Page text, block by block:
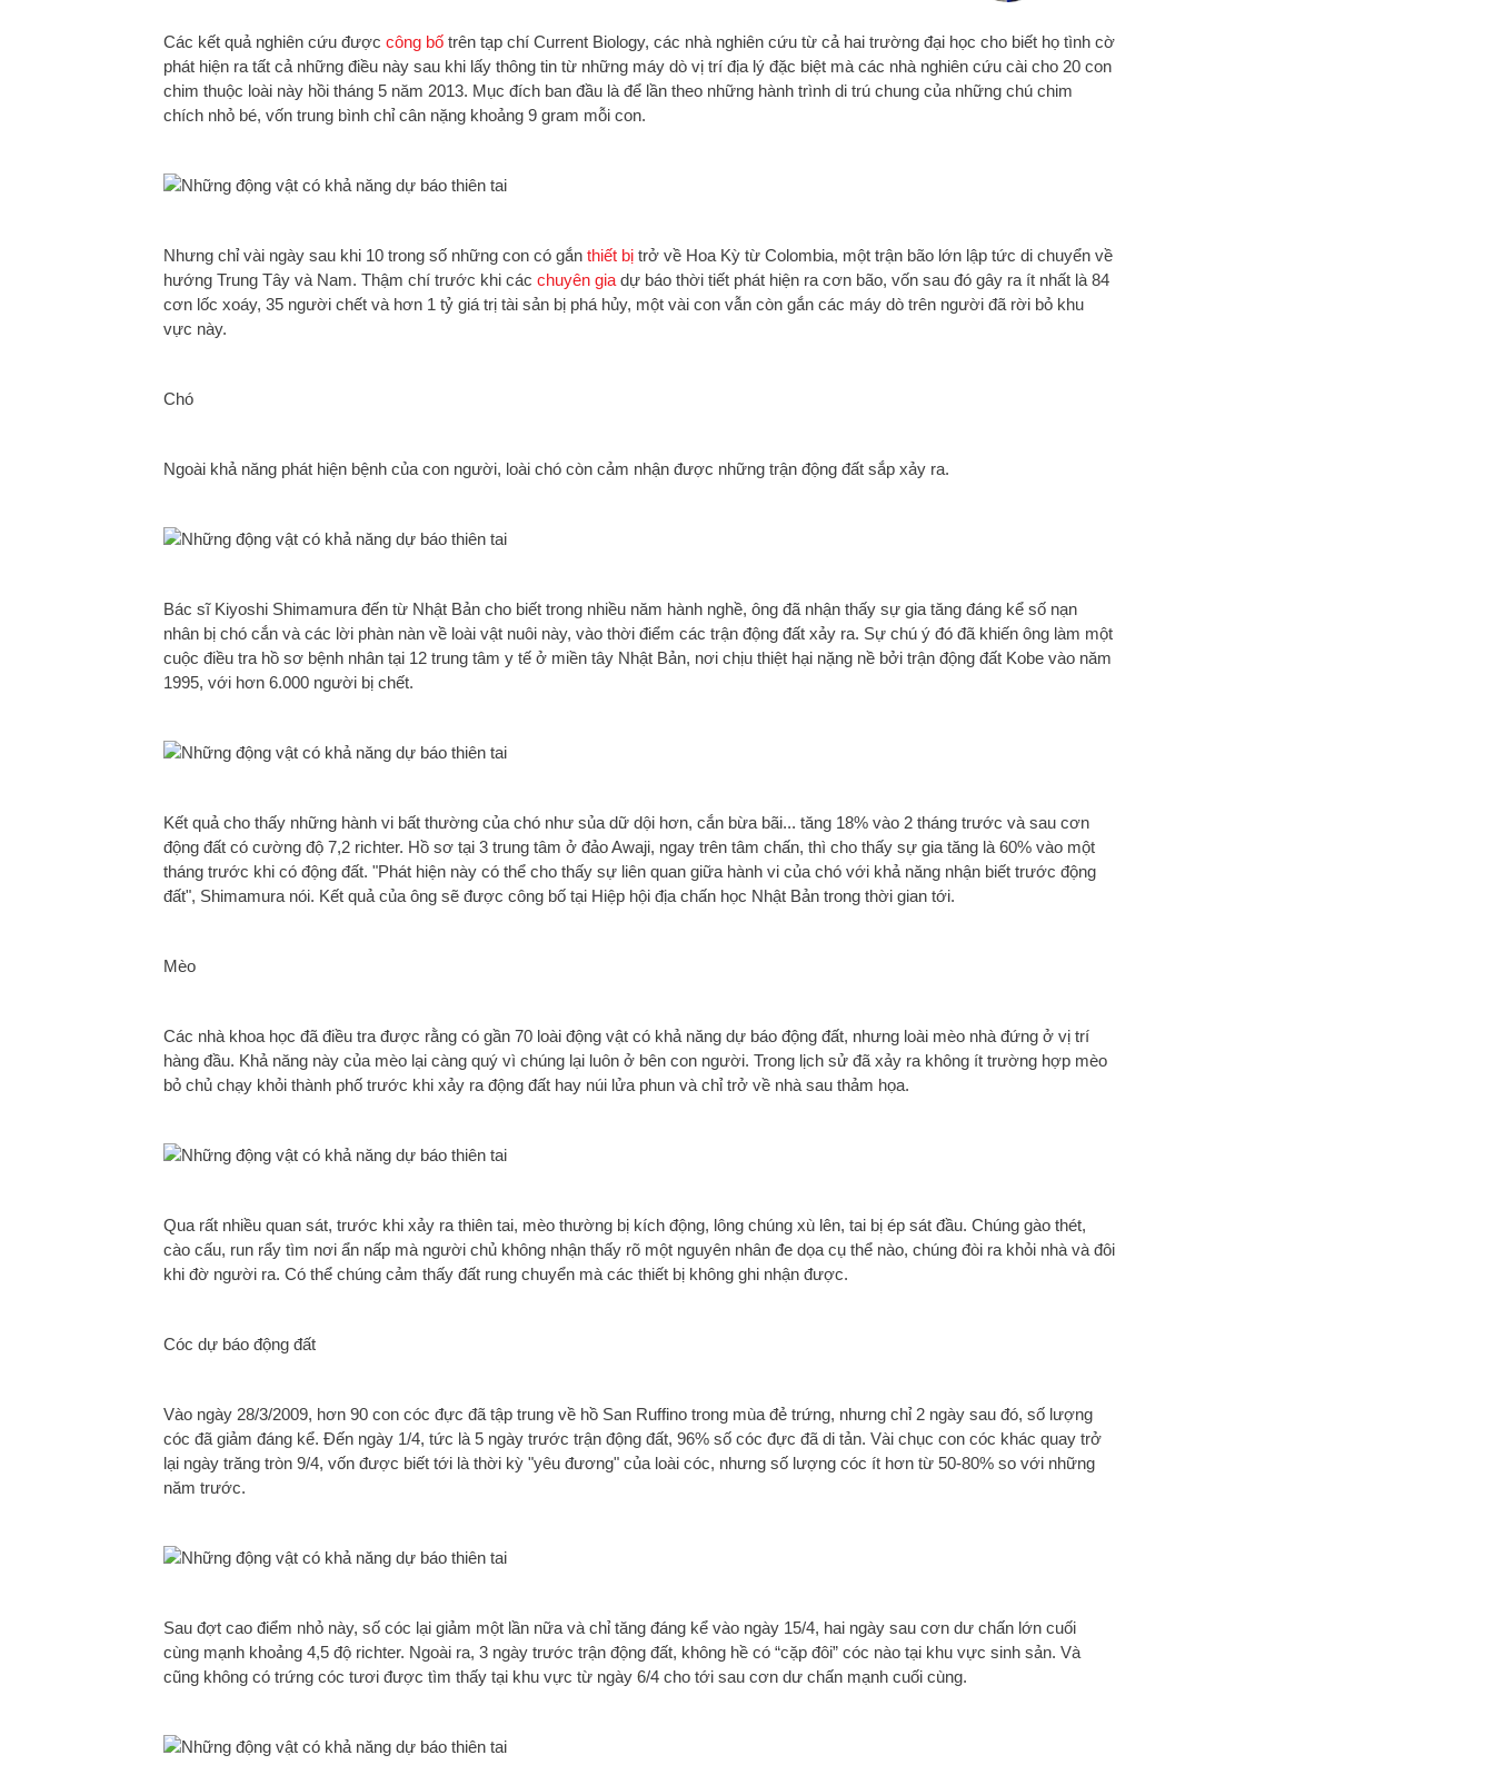
Các kết quả nghiên cứu được công bố trên tạp chí Current Biology, các nhà nghiên cứu từ cả hai trường đại học cho biết họ tình cờ
phát hiện ra tất cả những điều này sau khi lấy thông tin từ những máy dò vị trí địa lý đặc biệt mà các nhà nghiên cứu cài cho 20 con
chim thuộc loài này hồi tháng 5 năm 2013. Mục đích ban đầu là để lần theo những hành trình di trú chung của những chú chim
chích nhỏ bé, vốn trung bình chỉ cân nặng khoảng 9 gram mỗi con.
Nhưng chỉ vài ngày sau khi 10 trong số những con có gắn thiết bị trở về Hoa Kỳ từ Colombia, một trận bão lớn lập tức di chuyển về
hướng Trung Tây và Nam. Thậm chí trước khi các chuyên gia dự báo thời tiết phát hiện ra cơn bão, vốn sau đó gây ra ít nhất là 84
cơn lốc xoáy, 35 người chết và hơn 1 tỷ giá trị tài sản bị phá hủy, một vài con vẫn còn gắn các máy dò trên người đã rời bỏ khu
vực này.
Chó
Ngoài khả năng phát hiện bệnh của con người, loài chó còn cảm nhận được những trận động đất sắp xảy ra.
Bác sĩ Kiyoshi Shimamura đến từ Nhật Bản cho biết trong nhiều năm hành nghề, ông đã nhận thấy sự gia tăng đáng kể số nạn
nhân bị chó cắn và các lời phàn nàn về loài vật nuôi này, vào thời điểm các trận động đất xảy ra. Sự chú ý đó đã khiến ông làm một
cuộc điều tra hồ sơ bệnh nhân tại 12 trung tâm y tế ở miền tây Nhật Bản, nơi chịu thiệt hại nặng nề bởi trận động đất Kobe vào năm
1995, với hơn 6.000 người bị chết.
Kết quả cho thấy những hành vi bất thường của chó như sủa dữ dội hơn, cắn bừa bãi... tăng 18% vào 2 tháng trước và sau cơn
động đất có cường độ 7,2 richter. Hồ sơ tại 3 trung tâm ở đảo Awaji, ngay trên tâm chấn, thì cho thấy sự gia tăng là 60% vào một
tháng trước khi có động đất. "Phát hiện này có thể cho thấy sự liên quan giữa hành vi của chó với khả năng nhận biết trước động
đất", Shimamura nói. Kết quả của ông sẽ được công bố tại Hiệp hội địa chấn học Nhật Bản trong thời gian tới.
Mèo
Các nhà khoa học đã điều tra được rằng có gần 70 loài động vật có khả năng dự báo động đất, nhưng loài mèo nhà đứng ở vị trí
hàng đầu. Khả năng này của mèo lại càng quý vì chúng lại luôn ở bên con người. Trong lịch sử đã xảy ra không ít trường hợp mèo
bỏ chủ chạy khỏi thành phố trước khi xảy ra động đất hay núi lửa phun và chỉ trở về nhà sau thảm họa.
Qua rất nhiều quan sát, trước khi xảy ra thiên tai, mèo thường bị kích động, lông chúng xù lên, tai bị ép sát đầu. Chúng gào thét,
cào cấu, run rẩy tìm nơi ẩn nấp mà người chủ không nhận thấy rõ một nguyên nhân đe dọa cụ thể nào, chúng đòi ra khỏi nhà và đôi
khi đờ người ra. Có thể chúng cảm thấy đất rung chuyển mà các thiết bị không ghi nhận được.
Cóc dự báo động đất
Vào ngày 28/3/2009, hơn 90 con cóc đực đã tập trung về hồ San Ruffino trong mùa đẻ trứng, nhưng chỉ 2 ngày sau đó, số lượng
cóc đã giảm đáng kể. Đến ngày 1/4, tức là 5 ngày trước trận động đất, 96% số cóc đực đã di tản. Vài chục con cóc khác quay trở
lại ngày trăng tròn 9/4, vốn được biết tới là thời kỳ "yêu đương" của loài cóc, nhưng số lượng cóc ít hơn từ 50-80% so với những
năm trước.
Sau đợt cao điểm nhỏ này, số cóc lại giảm một lần nữa và chỉ tăng đáng kể vào ngày 15/4, hai ngày sau cơn dư chấn lớn cuối
cùng mạnh khoảng 4,5 độ richter. Ngoài ra, 3 ngày trước trận động đất, không hề có “cặp đôi” cóc nào tại khu vực sinh sản. Và
cũng không có trứng cóc tươi được tìm thấy tại khu vực từ ngày 6/4 cho tới sau cơn dư chấn mạnh cuối cùng.